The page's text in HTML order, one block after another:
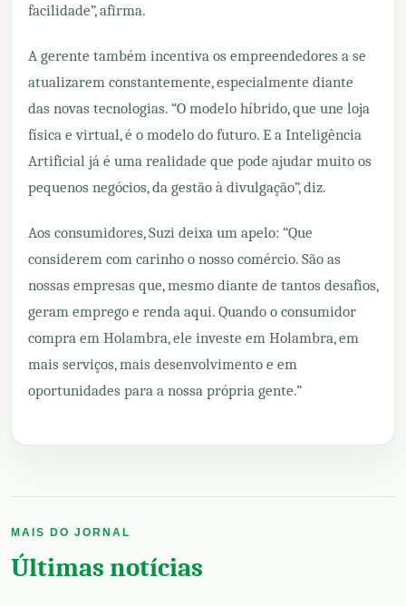
facilidade”, afirma.
A gerente também incentiva os empreendedores a se
atualizarem constantemente, especialmente diante
das novas tecnologias. “O modelo híbrido, que une loja
física e virtual, é o modelo do futuro. E a Inteligência
Artificial já é uma realidade que pode ajudar muito os
pequenos negócios, da gestão à divulgação”, diz.
Aos consumidores, Suzi deixa um apelo: “Que
considerem com carinho o nosso comércio. São as
nossas empresas que, mesmo diante de tantos desafios,
geram emprego e renda aqui. Quando o consumidor
compra em Holambra, ele investe em Holambra, em
mais serviços, mais desenvolvimento e em
oportunidades para a nossa própria gente.”
MAIS DO JORNAL
Últimas notícias